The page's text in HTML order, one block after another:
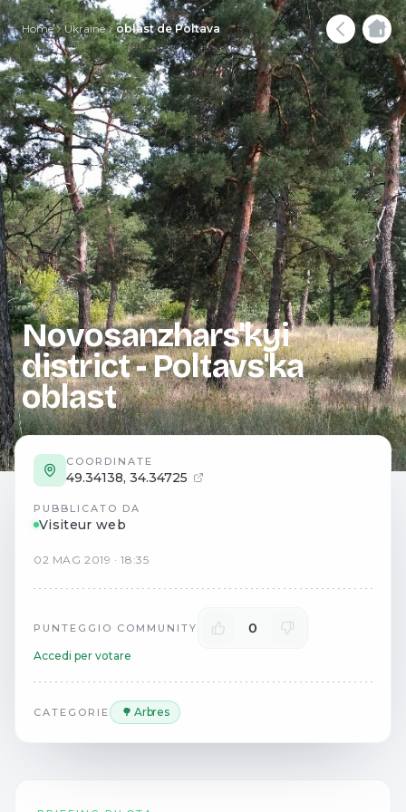
Home Ukraine oblast de Poltava
Novosanzhars'kyi
district - Poltavs'ka
oblast
COORDINATE
49.34138, 34.34725
PUBBLICATO DA
Visiteur web
02 MAG 2019 ·18:35
PUNTEGGIO COMMUNITY 0
Accedi per votare
CATEGORIE 🌳 Arbres